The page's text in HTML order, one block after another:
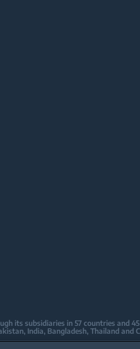
its subsidiaries in 57 countries and
India, Bangladesh, Thailand and